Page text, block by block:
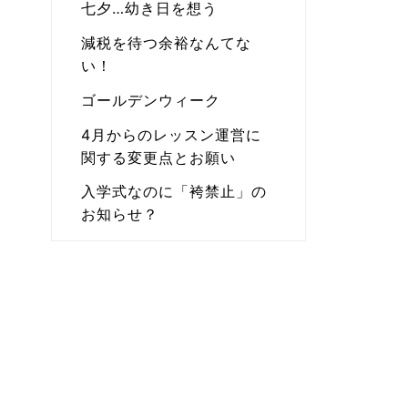
七夕…幼き日を想う
減税を待つ余裕なんてな
い！
ゴールデンウィーク
4月からのレッスン運営に
関する変更点とお願い
入学式なのに「袴禁止」の
お知らせ？